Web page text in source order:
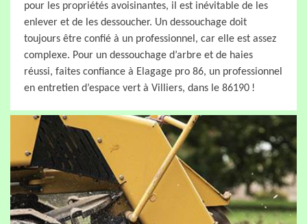
pour les propriétés avoisinantes, il est inévitable de les
enlever et de les dessoucher. Un dessouchage doit
toujours être confié à un professionnel, car elle est assez
complexe. Pour un dessouchage d’arbre et de haies
réussi, faites confiance à Elagage pro 86, un professionnel
en entretien d’espace vert à Villiers, dans le 86190 !